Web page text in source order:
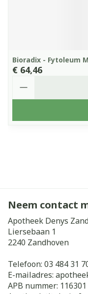
Bioradix - Fytoleum
€ 64,46
Neem contact
Apotheek Denys
Liersebaan 1
2240 Zandhoven
Telefoon: 03 484 31
E-mailadres:
APB nummer: 116301